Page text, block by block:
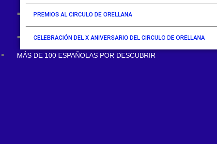
PREMIOS AL CIRCULO DE ORELLANA
CELEBRACIÓN DEL X ANIVERSARIO DEL CIRCULO DE ORELLANA
MÁS DE 100 ESPAÑOLAS POR DESCUBRIR